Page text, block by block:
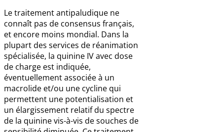
Le traitement antipaludique ne
connaît pas de consensus français,
et encore moins mondial. Dans la
plupart des services de réanimation
spécialisée, la quinine IV avec dose
de charge est indiquée,
éventuellement associée à un
macrolide et/ou une cycline qui
permettent une potentialisation et
un élargissement relatif du spectre
de la quinine vis-à-vis de souches de